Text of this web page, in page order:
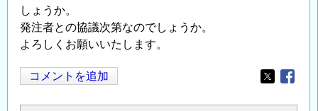
しょうか。
発注者との協議次第なのでしょうか。
よろしくお願いいたします。
コメントを追加
Opens in